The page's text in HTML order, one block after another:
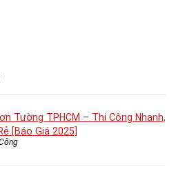
Tường TPHCM – Thi Công Nhanh,
[Báo Giá 2025]